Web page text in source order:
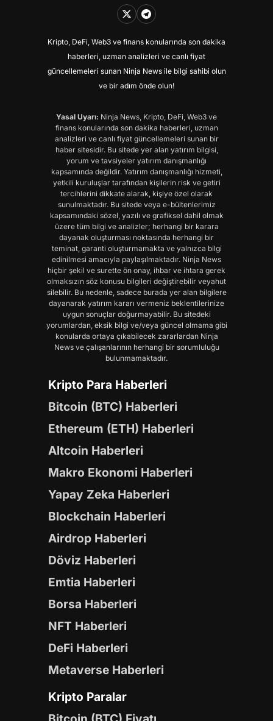
Kripto, DeFi, Web3 ve finans konularında son dakika
haberleri, uzman analizleri ve canlı fiyat
güncellemeleri sunan Ninja News ile bilgi sahibi olun
ve bir adım önde olun!
Yasal Uyarı: Ninja News, Kripto, DeFi, Web3 ve
finans konularında son dakika haberleri, uzman
analizleri ve canlı fiyat güncellemeleri sunan bir
haber sitesidir. Bu sitede yer alan yatırım bilgisi,
yorum ve tavsiyeler yatırım danışmanlığı
kapsamında değildir. Yatırım danışmanlığı hizmeti,
yetkili kuruluşlar tarafından kişilerin risk ve getiri
tercihlerini dikkate alarak, kişiye özel olarak
sunulmaktadır. Bu sitede veya e-bültenlerimiz
kapsamındaki sözel, yazılı ve grafiksel dahil olmak
üzere tüm bilgi ve analizler; herhangi bir karara
dayanak oluşturması noktasında herhangi bir
teminat, garanti oluşturmamakta ve yalnızca bilgi
edinilmesi amacıyla paylaşılmaktadır. Ninja News
hiçbir şekil ve surette ön onay, ihbar ve ihtara gerek
olmaksızın söz konusu bilgileri değiştirebilir veyahut
silebilir. Bu nedenle, sadece burada yer alan bilgilere
dayanarak yatırım kararı vermeniz beklentilerinize
uygun sonuçlar doğurmayabilir. Bu sitedeki
yorumlardan, eksik bilgi ve/veya güncel olmama gibi
konularda ortaya çıkabilecek zararlardan Ninja
News ve çalışanlarının herhangi bir sorumluluğu
bulunmamaktadır.
Kripto Para Haberleri
Bitcoin (BTC) Haberleri
Ethereum (ETH) Haberleri
Altcoin Haberleri
Makro Ekonomi Haberleri
Yapay Zeka Haberleri
Blockchain Haberleri
Airdrop Haberleri
Döviz Haberleri
Emtia Haberleri
Borsa Haberleri
NFT Haberleri
DeFi Haberleri
Metaverse Haberleri
Kripto Paralar